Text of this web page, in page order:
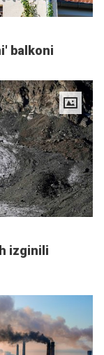
balkoni
izginili